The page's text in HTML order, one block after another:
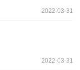
2022-03-31
2022-03-31